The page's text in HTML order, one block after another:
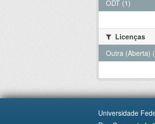
ODT (1)
Licenças
Outra (Aberta)
Universidade